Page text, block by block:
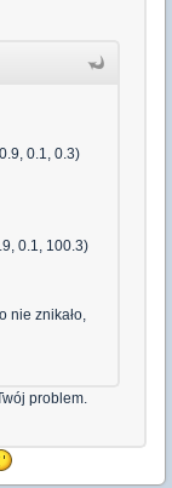
0.1, 0.3)
0.1, 100.3)
nie znikało,
problem.